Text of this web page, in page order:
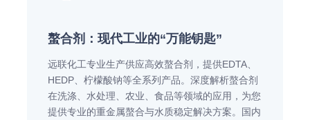
螯合剂：现代工业的“万能钥匙”
远联化工专业生产供应高效螯合剂，提供EDTA、
HEDP、柠檬酸钠等全系列产品。深度解析螯合剂
在洗涤、水处理、农业、食品等领域的应用，为您
提供专业的重金属螯合与水质稳定解决方案。国内